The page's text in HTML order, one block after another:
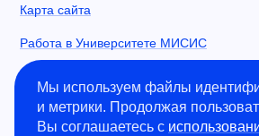
Карта сайта
Работа в Университете МИСИС
Сведения об образовательной
Информация о закупках
Противодействие коррупции
Мы используем файлы
и метрики. Продолжая
Вы соглашаетесь с